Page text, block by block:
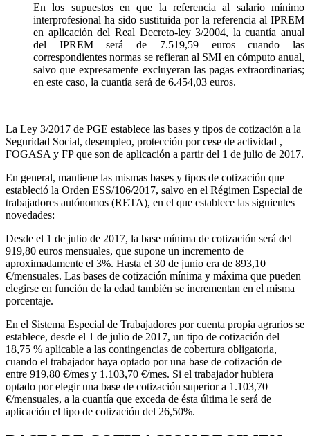
En los supuestos en que la referencia al salario mínimo
interprofesional ha sido sustituida por la referencia al IPREM
en aplicación del Real Decreto-ley 3/2004, la cuantía anual
del IPREM será de 7.519,59 euros cuando las
correspondientes normas se refieran al SMI en cómputo anual,
salvo que expresamente excluyeran las pagas extraordinarias;
en este caso, la cuantía será de 6.454,03 euros.
La Ley 3/2017 de PGE establece las bases y tipos de cotización a la
Seguridad Social, desempleo, protección por cese de actividad ,
FOGASA y FP que son de aplicación a partir del 1 de julio de 2017.
En general, mantiene las mismas bases y tipos de cotización que
estableció la Orden ESS/106/2017, salvo en el Régimen Especial de
trabajadores autónomos (RETA), en el que establece las siguientes
novedades:
Desde el 1 de julio de 2017, la base mínima de cotización será del
919,80 euros mensuales, que supone un incremento de
aproximadamente el 3%. Hasta el 30 de junio era de 893,10
€/mensuales. Las bases de cotización mínima y máxima que pueden
elegirse en función de la edad también se incrementan en el misma
porcentaje.
En el Sistema Especial de Trabajadores por cuenta propia agrarios se
establece, desde el 1 de julio de 2017, un tipo de cotización del
18,75 % aplicable a las contingencias de cobertura obligatoria,
cuando el trabajador haya optado por una base de cotización de
entre 919,80 €/mes y 1.103,70 €/mes. Si el trabajador hubiera
optado por elegir una base de cotización superior a 1.103,70
€/mensuales, a la cuantía que exceda de ésta última le será de
aplicación el tipo de cotización del 26,50%.